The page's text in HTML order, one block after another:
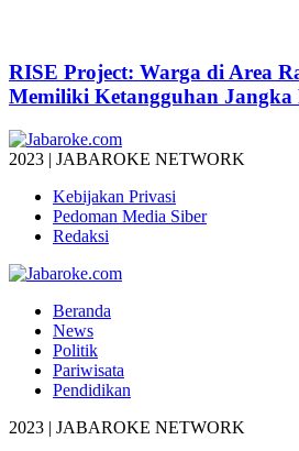
RISE Project: Warga di Area
Memiliki Ketangguhan Jangka
2023 | JABAROKE NETWORK
Kebijakan Privasi
Pedoman Media Siber
Redaksi
Beranda
News
Politik
Pariwisata
Pendidikan
2023 | JABAROKE NETWORK